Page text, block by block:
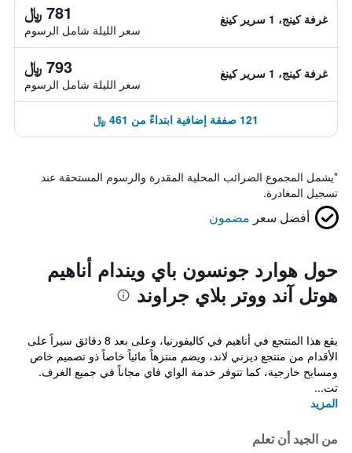
غرفة كينج، 1 سرير كينغ 781 ﷼
سعر الليلة شامل الرسوم
غرفة كينج، 1 سرير كينغ 793 ﷼
سعر الليلة شامل الرسوم
121 صفقة إضافية ابتداءً من 461 ﷼
*يشمل المجموع الضرائب المحلية المقدرة والرسوم المستحقة عند
تسجيل المغادرة.
أفضل سعر مضمون
حول هوارد جونسون باي ويندام أناهيم
هوتل آند ووتر بلاي جراوند
يقع هذا المنتجع في أناهيم في كاليفورنيا، وعلى بعد 8 دقائق سيراً على
الأقدام من منتجع ديزني لاند، ويضم منتزهاً مائياً خاصاً ذو تصميم خاص
ومسابح خارجية، كما تتوفر خدمة الواي فاي مجاناً في جميع الغرف.
تت...
المزيد
من الجيد أن تعلم